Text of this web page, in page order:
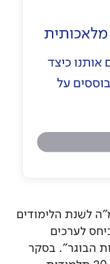
לשנת הלימודים
לערכים
הבוגר". בסקר